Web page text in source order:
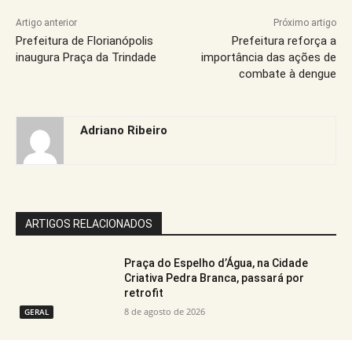
Artigo anterior
Prefeitura de Florianópolis
inaugura Praça da Trindade
Próximo artigo
Prefeitura reforça a
importância das ações de
combate à dengue
Adriano Ribeiro
ARTIGOS RELACIONADOS
GERAL
Praça do Espelho d’Água, na Cidade
Criativa Pedra Branca, passará por
retrofit
8 de agosto de 2026